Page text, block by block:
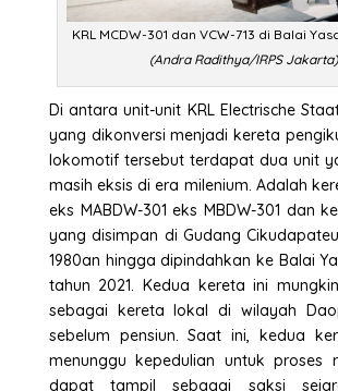
KRL MCDW-301 dan VCW-713 di Balai
(Andra Radithya/IRPS Jakarta)
Di antara unit-unit KRL Electrische
yang dikonversi menjadi kereta
lokomotif tersebut terdapat dua unit
masih eksis di era milenium. Adalah
eks MABDW-301 eks MBDW-301 dan
yang disimpan di Gudang
1980an hingga dipindahkan ke Balai
tahun 2021. Kedua kereta ini
sebagai kereta lokal di wilayah
sebelum pensiun. Saat ini, kedua
menunggu kepedulian untuk proses
dapat tampil sebagai saksi